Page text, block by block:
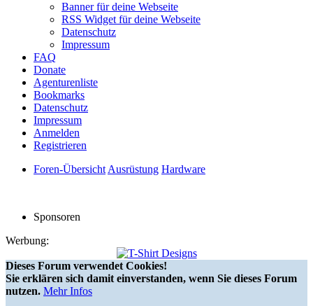
Banner für deine Webseite
RSS Widget für deine Webseite
Datenschutz
Impressum
FAQ
Donate
Agenturenliste
Bookmarks
Datenschutz
Impressum
Anmelden
Registrieren
Foren-ÜbersichtAusrüstung Hardware
Sponsoren
Werbung:
Dieses Forum verwendet Cookies!
Sie erklären sich damit einverstanden, wenn Sie dieses Forum
nutzen. Mehr Infos